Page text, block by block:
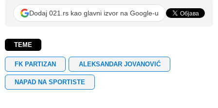
Dodaj 021.rs kao glavni izvor na Google-u
TEME
FK PARTIZAN ALEKSANDAR JOVANOVIĆ
NAPAD NA SPORTISTE